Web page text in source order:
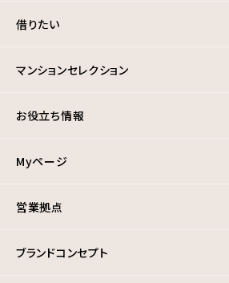
借りたい
マンションセレクション
お役立ち情報
Myページ
営業拠点
ブランドコンセプト